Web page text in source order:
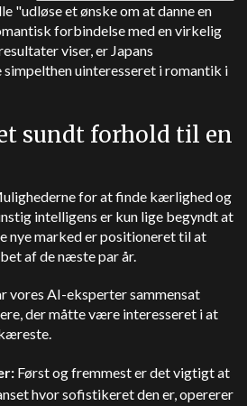
"udløse et ønske om at danne en
forbindelse med en virkelig
viser, er Japans
uinteresseret i romantik i
sundt forhold til en
for at finde kærlighed og
intelligens er kun lige begyndt at
nye marked er positioneret til at
af de næste par år.
vores AI-eksperter sammensat
der måtte være interesseret i at
Først og fremmest er det vigtigt at
hvor sofistikeret den er, opererer